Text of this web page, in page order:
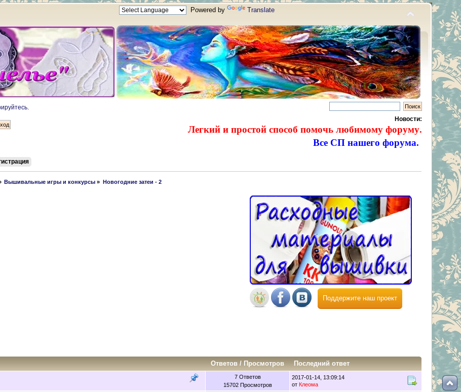
Powered by Translate
Новости:
Легкий и простой способ помочь любимому форуму.
Все СП нашего форума.
Вышивальные игры и конкурсы » Новогодние затеи - 2
Поддержите наш проект
Ответов/ Просмотров
Последний ответ
7 Ответов
15702 Просмотров
2017-01-14, 13:09:14
от Клеома